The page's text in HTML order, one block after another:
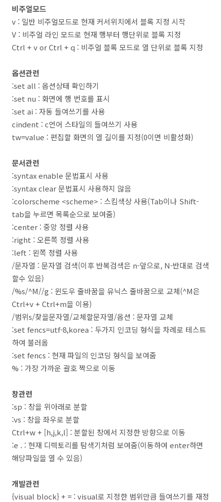
비주얼모드
v : 일반 비주얼모드로 현재 커서위치에서 블록 지정 시작
V : 비주얼 라인 모드로 현재 행부터 행단위로 블록 지정
Ctrl + v or Ctrl + q : 비주얼 블록 모드로 열 단위로 블록 지정
옵션관련
:set all : 옵션상태 확인하기
:set nu : 화면에 행 번호를 표시
:set ai : 자동 들여쓰기를 사용
cindent : c언어 스타일의 들여쓰기 사용
tw=value : 편집할 화면의 열 길이를 지정(0이면 비활성화)
문서관련
:syntax enable 문법표시 사용
:syntax clear 문법표시 사용하지 않음
:colorscheme <scheme> : 스킴색상 사용(Tab이나 Shift-
tab을 누르면 목록순으로 보여줌)
:center : 중앙 정렬 사용
:right : 오른쪽 정렬 사용
:left : 왼쪽 정렬 사용
/문자열 : 문자열 검색(이후 반복검색은 n-앞으로, N-반대로 검색
할수 있음)
/%s/^M//g : 윈도우 줄바꿈을 유닉스 줄바꿈으로 교체(^M은
Ctrl+v + Ctrl+m을 이용)
/범위s/찾을문자열/교체할문자열/옵션 : 문자열 교체
:set fencs=utf-8,korea : 두가지 인코딩 형식을 차례로 테스트
하여 불러옴
:set fencs : 현재 파일의 인코딩 형식을 보여줌
% : 가장 가까운 괄호 짝으로 이동
창관련
:sp : 창을 위아래로 분할
:vs : 창을 좌우로 분할
Ctrl+w + [h,j,k,l] : 분할된 창에서 지정한 방향으로 이동
:e . : 현재 디렉토리를 탐색기처럼 보여줌(이동하여 enter하면
해당파일을 열 수 있음)
개발관련
{visual block} + = : visual로 지정한 범위만큼 들여쓰기를 재정